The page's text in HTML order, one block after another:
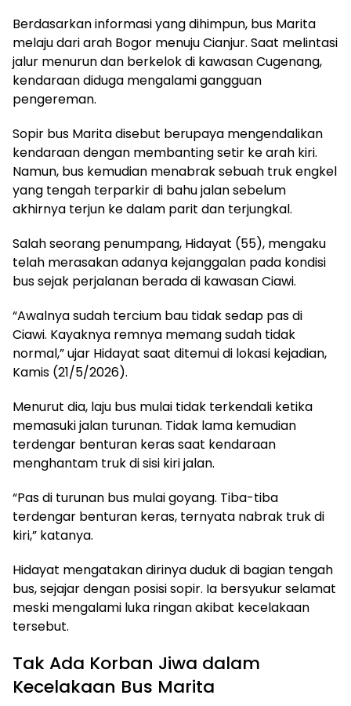
Berdasarkan informasi yang dihimpun, bus Marita
melaju dari arah Bogor menuju Cianjur. Saat melintasi
jalur menurun dan berkelok di kawasan Cugenang,
kendaraan diduga mengalami gangguan
pengereman.
Sopir bus Marita disebut berupaya mengendalikan
kendaraan dengan membanting setir ke arah kiri.
Namun, bus kemudian menabrak sebuah truk engkel
yang tengah terparkir di bahu jalan sebelum
akhirnya terjun ke dalam parit dan terjungkal.
Salah seorang penumpang, Hidayat (55), mengaku
telah merasakan adanya kejanggalan pada kondisi
bus sejak perjalanan berada di kawasan Ciawi.
“Awalnya sudah tercium bau tidak sedap pas di
Ciawi. Kayaknya remnya memang sudah tidak
normal,” ujar Hidayat saat ditemui di lokasi kejadian,
Kamis (21/5/2026).
Menurut dia, laju bus mulai tidak terkendali ketika
memasuki jalan turunan. Tidak lama kemudian
terdengar benturan keras saat kendaraan
menghantam truk di sisi kiri jalan.
“Pas di turunan bus mulai goyang. Tiba-tiba
terdengar benturan keras, ternyata nabrak truk di
kiri,” katanya.
Hidayat mengatakan dirinya duduk di bagian tengah
bus, sejajar dengan posisi sopir. Ia bersyukur selamat
meski mengalami luka ringan akibat kecelakaan
tersebut.
Tak Ada Korban Jiwa dalam
Kecelakaan Bus Marita